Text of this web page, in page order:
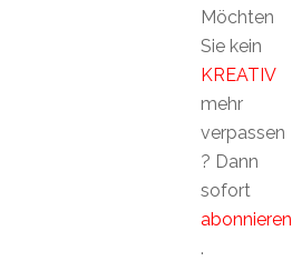
Möchten
Sie kein
KREATIV
mehr
verpassen
? Dann
sofort
abonnieren
.